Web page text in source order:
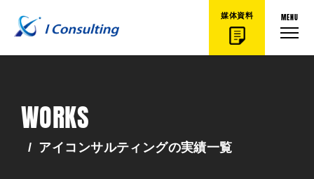
媒体資料 MENU
WORKS
/ アイコンサルティングの実績一覧